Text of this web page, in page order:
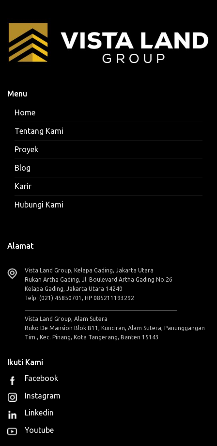
Menu
Home
Tentang Kami
Proyek
Blog
Karir
Hubungi Kami
Alamat
Vista Land Group, Kelapa Gading, Jakarta Utara
Rukan Artha Gading, Jl. Boulevard Artha Gading No.26
Kelapa Gading, Jakarta Utara 14240
Telp: (021) 45850701, HP 085211193292
Vista Land Group, Alam Sutera
Ruko De Mansion Blok B11, Kunciran, Alam Sutera, Panunggangan
Tim., Kec. Pinang, Kota Tangerang, Banten 15143
Ikuti Kami
Facebook
Instagram
Linkedin
Youtube